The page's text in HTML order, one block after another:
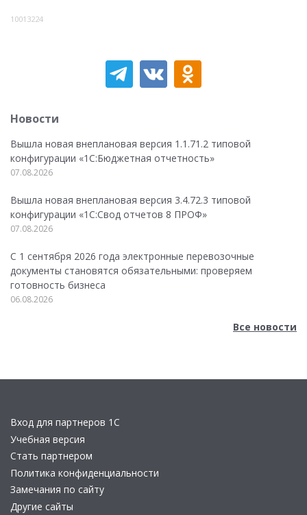
10013224
Новости
Вышла новая внеплановая версия 1.1.71.2 типовой
конфигурации «1C:Бюджетная отчетность»
07.08.2026
Вышла новая внеплановая версия 3.4.72.3 типовой
конфигурации «1C:Свод отчетов 8 ПРОФ»
07.08.2026
С 1 сентября 2026 года электронные перевозочные
документы становятся обязательными: проверяем
готовность бизнеса
06.08.2026
Все новости
Вход для партнеров 1С
Учебная версия
Стать партнером
Политика конфиденциальности
Замечания по сайту
Другие сайты